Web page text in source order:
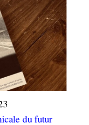
du futur